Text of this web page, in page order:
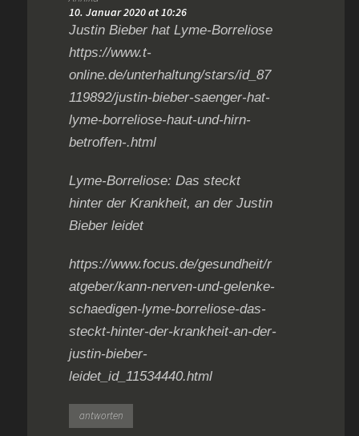
10. Januar 2020 at 10:26
Justin Bieber hat Lyme-Borreliose
https://www.t-
online.de/unterhaltung/stars/id_87
119892/justin-bieber-saenger-hat-
lyme-borreliose-haut-und-hirn-
betroffen-.html
Lyme-Borreliose: Das steckt
hinter der Krankheit, an der Justin
Bieber leidet
https://www.focus.de/gesundheit/r
atgeber/kann-nerven-und-gelenke-
schaedigen-lyme-borreliose-das-
steckt-hinter-der-krankheit-an-der-
justin-bieber-
leidet_id_11534440.html
antworten